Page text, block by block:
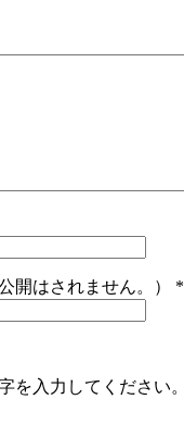
開はされません。） *
を入力してください。